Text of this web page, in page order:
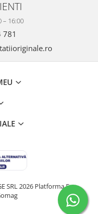
– 16:00
781
SRL 2026 Platforma E-